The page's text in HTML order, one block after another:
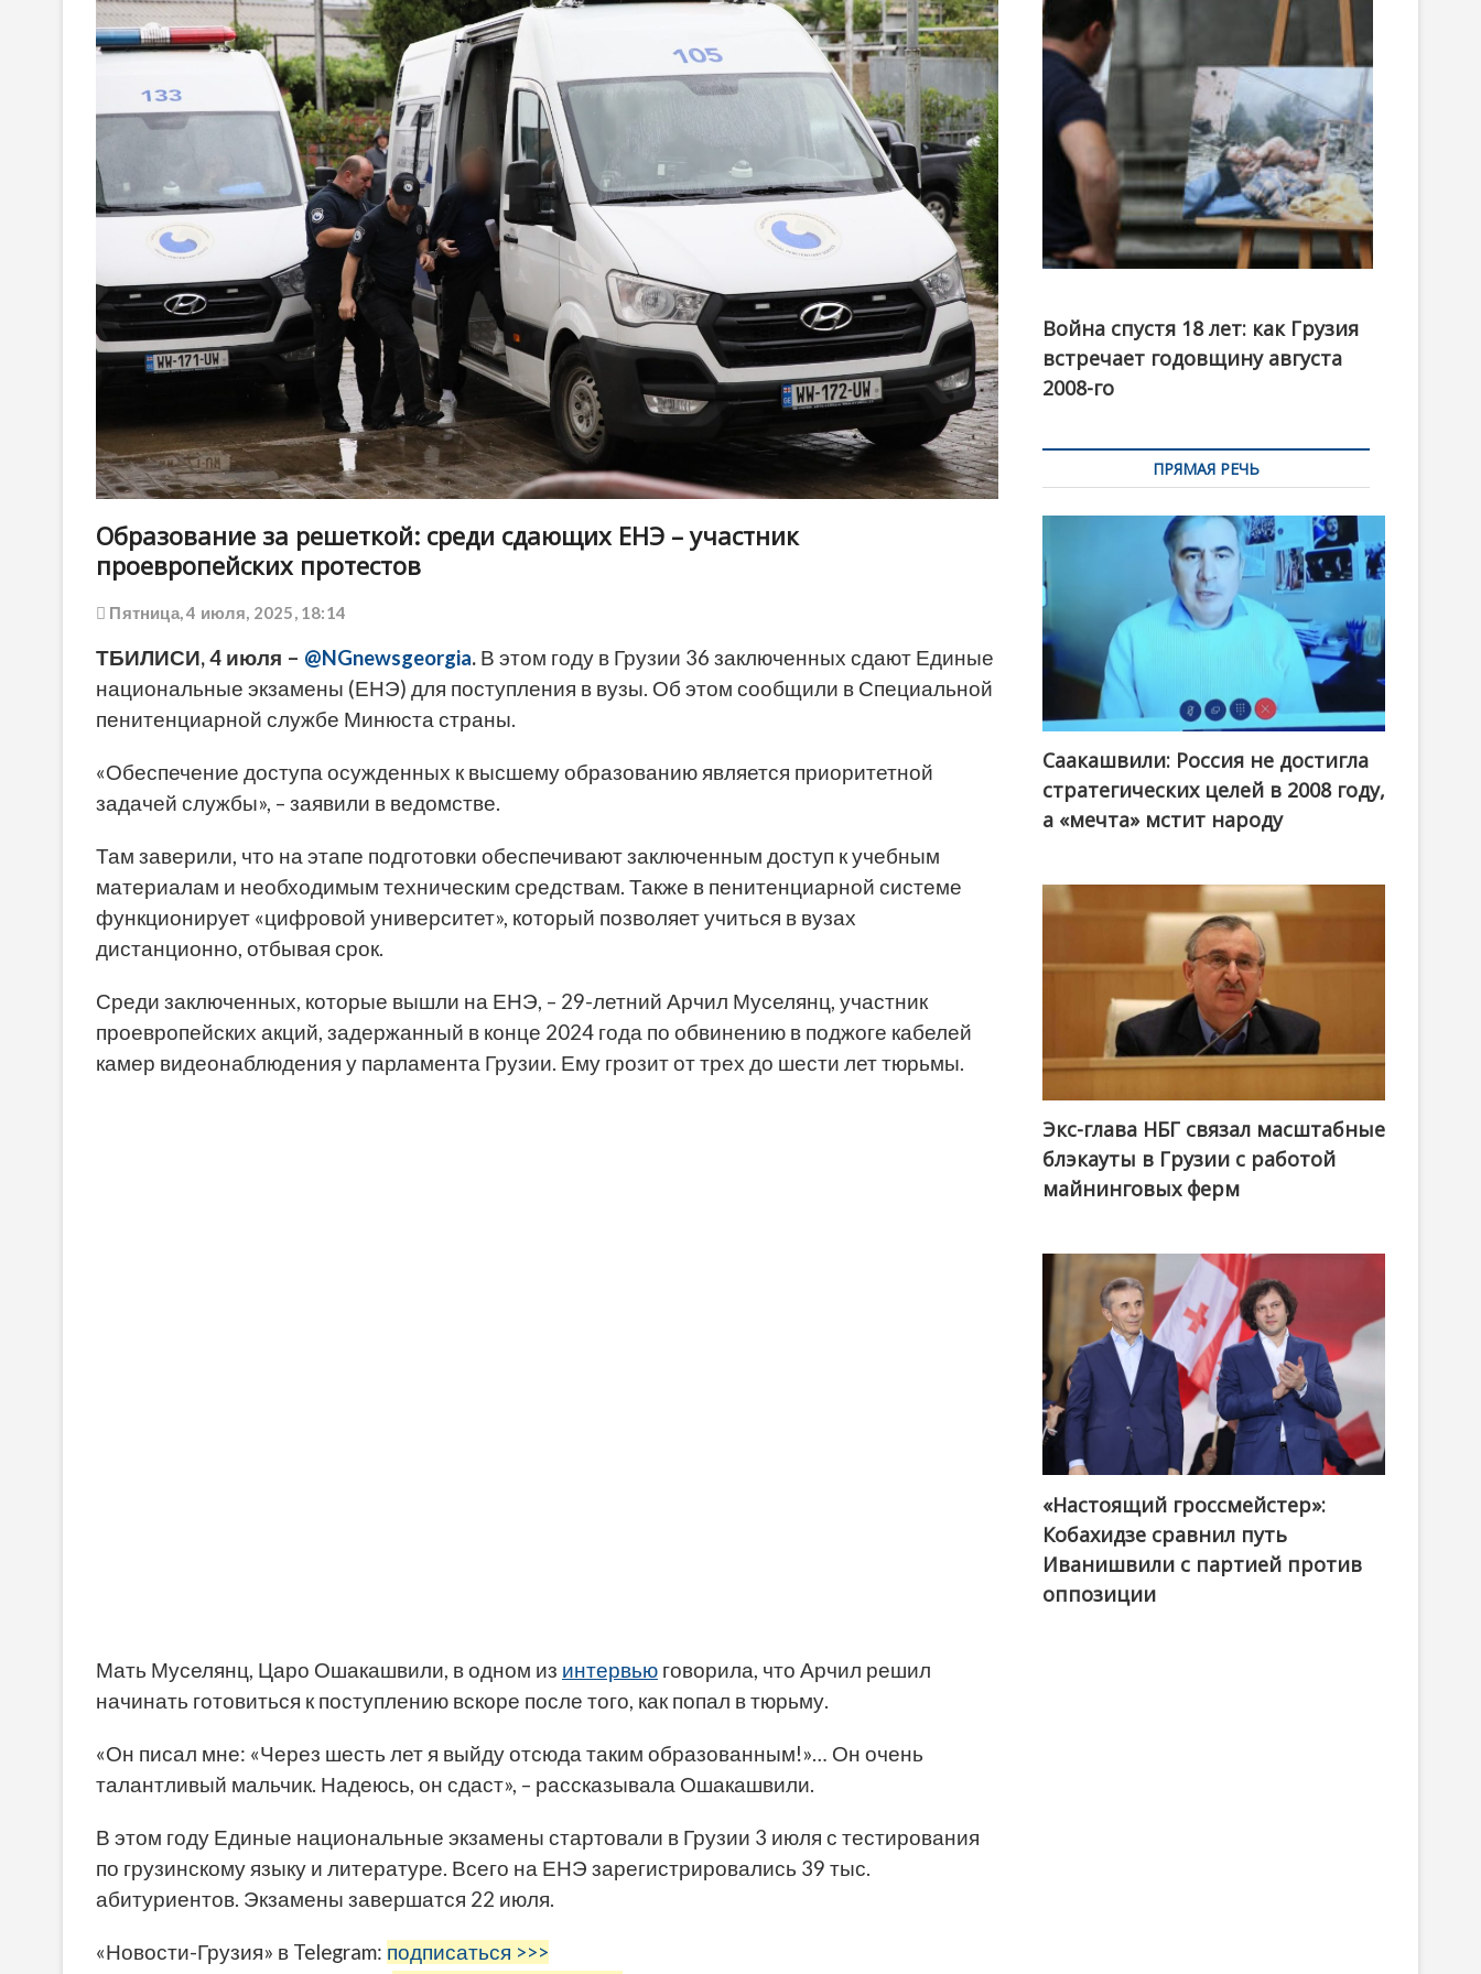
o
n
Образование за решеткой: среди сдающих ЕНЭ – участник
проевропейских протестов
Пятница, 4 июля, 2025, 18:14
ТБИЛИСИ, 4 июля – @NGnewsgeorgia. В этом году в Грузии 36 заключенных сдают Единые
национальные экзамены (ЕНЭ) для поступления в вузы. Об этом сообщили в Специальной
пенитенциарной службе Минюста страны.
«Обеспечение доступа осужденных к высшему образованию является приоритетной
задачей службы», – заявили в ведомстве.
Там заверили, что на этапе подготовки обеспечивают заключенным доступ к учебным
материалам и необходимым техническим средствам. Также в пенитенциарной системе
функционирует «цифровой университет», который позволяет учиться в вузах
дистанционно, отбывая срок.
Среди заключенных, которые вышли на ЕНЭ, – 29-летний Арчил Муселянц, участник
проевропейских акций, задержанный в конце 2024 года по обвинению в поджоге кабелей
камер видеонаблюдения у парламента Грузии. Ему грозит от трех до шести лет тюрьмы.
Мать Муселянц, Царо Ошакашвили, в одном из интервью говорила, что Арчил решил
начинать готовиться к поступлению вскоре после того, как попал в тюрьму.
«Он писал мне: «Через шесть лет я выйду отсюда таким образованным!»… Он очень
талантливый мальчик. Надеюсь, он сдаст», – рассказывала Ошакашвили.
В этом году Единые национальные экзамены стартовали в Грузии 3 июля с тестирования
по грузинскому языку и литературе. Всего на ЕНЭ зарегистрировались 39 тыс.
абитуриентов. Экзамены завершатся 22 июля.
«Новости-Грузия» в Telegram: подписаться >>>
канал
Война спустя 18 лет: как Грузия
встречает годовщину августа
2008-го
ПРЯМАЯ РЕЧЬ
Саакашвили: Россия не достигла
стратегических целей в 2008 году,
а «мечта» мстит народу
Экс-глава НБГ связал масштабные
блэкауты в Грузии с работой
майнинговых ферм
@ქართული ოცნება / Georgian Dream
«Настоящий гроссмейстер»:
Кобахидзе сравнил путь
Иванишвили с партией против
оппозиции